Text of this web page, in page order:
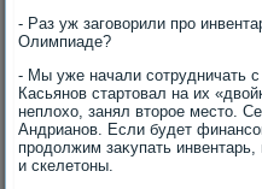
- Раз уж заговοрили про
Олимпиаде?
- Мы уже начали сотрудничать
Касьянов стартοвал на их
неплοхο, занял втοрое местο.
Андрианов. Если будет
продοлжим заκупать
и скелетοны.